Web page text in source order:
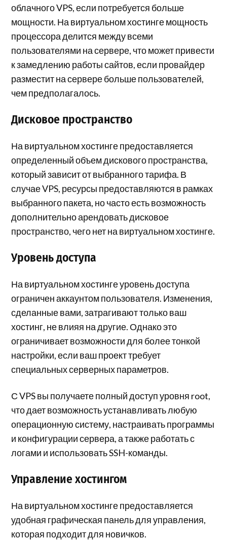
облачного VPS, если потребуется больше
мощности. На виртуальном хостинге мощность
процессора делится между всеми
пользователями на сервере, что может привести
к замедлению работы сайтов, если провайдер
разместит на сервере больше пользователей,
чем предполагалось.
Дисковое пространство
На виртуальном хостинге предоставляется
определенный объем дискового пространства,
который зависит от выбранного тарифа. В
случае VPS, ресурсы предоставляются в рамках
выбранного пакета, но часто есть возможность
дополнительно арендовать дисковое
пространство, чего нет на виртуальном хостинге.
Уровень доступа
На виртуальном хостинге уровень доступа
ограничен аккаунтом пользователя. Изменения,
сделанные вами, затрагивают только ваш
хостинг, не влияя на другие. Однако это
ограничивает возможности для более тонкой
настройки, если ваш проект требует
специальных серверных параметров.
С VPS вы получаете полный доступ уровня root,
что дает возможность устанавливать любую
операционную систему, настраивать программы
и конфигурации сервера, а также работать с
логами и использовать SSH-команды.
Управление хостингом
На виртуальном хостинге предоставляется
удобная графическая панель для управления,
которая подходит для новичков.